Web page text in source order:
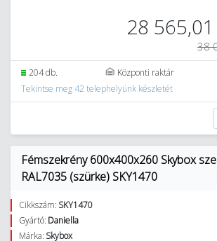
28
38
204 db. Központi raktár
Tekintse meg 42 telephelyünk készletét
Fémszekrény 600x400x260 Skybox
RAL7035 (szürke) SKY1470
Cikkszám: SKY1470
Gyártó: Daniella
Márka: Skybox